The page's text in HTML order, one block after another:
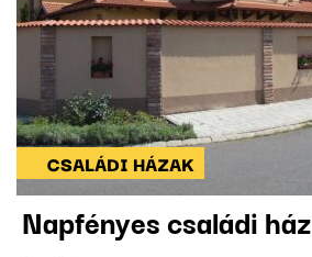
CSALÁDI HÁZAK
Napfényes családi ház